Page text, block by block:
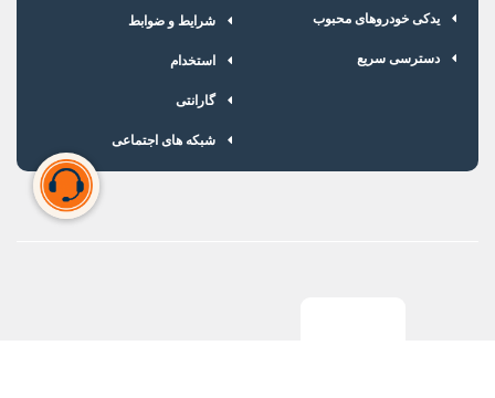
یدکی خودروهای محبوب
دسترسی سریع
شرایط و ضوابط
استخدام
گارانتی
شبکه های اجتماعی